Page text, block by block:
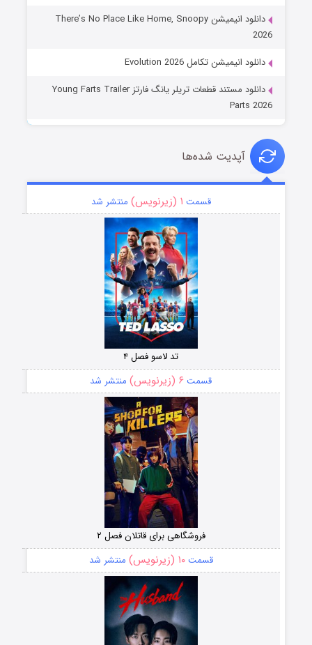
دانلود انیمیشن There’s No Place Like Home, Snoopy
2026
دانلود انیمیشن تکامل Evolution 2026
دانلود مستند قطعات تریلر یانگ فارتز Young Farts Trailer
Parts 2026
آپدیت شده‌ها
قسمت ۱ (زیرنویس) منتشر شد
تد لاسو فصل ۴
قسمت ۶ (زیرنویس) منتشر شد
فروشگاهی برای قاتلان فصل ۲
قسمت۱۰ (زیرنویس) منتشر شد